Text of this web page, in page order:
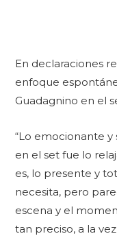
En declaraciones
enfoque
Guadagnino en el
“Lo emocionante
en el set fue lo
es, lo presente y
necesita, pero
escena y el
tan preciso, a la